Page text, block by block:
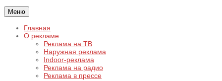
Меню
Главная
О рекламе
Реклама на ТВ
Наружная реклама
Indoor-реклама
Реклама на радио
Реклама в прессе